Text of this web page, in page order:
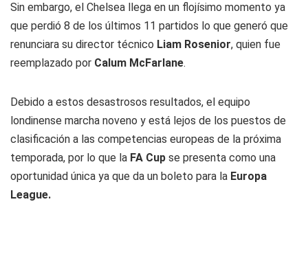
Sin embargo, el Chelsea llega en un flojísimo momento ya
que perdió 8 de los últimos 11 partidos lo que generó que
renunciara su director técnico Liam Rosenior, quien fue
reemplazado por Calum McFarlane.
Debido a estos desastrosos resultados, el equipo
londinense marcha noveno y está lejos de los puestos de
clasificación a las competencias europeas de la próxima
temporada, por lo que la FA Cup se presenta como una
oportunidad única ya que da un boleto para la Europa
League.